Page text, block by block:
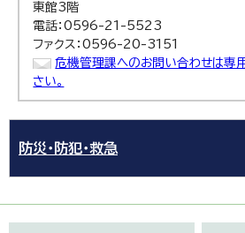
東館3階
電話：0596-21-5523
ファクス：0596-20-3151
危機管理課へのお問い合わせは専
さい。
防災・防犯・救急